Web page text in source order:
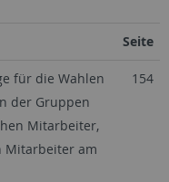
Seite
für die Wahlen
der Gruppen
Mitarbeiter,
Mitarbeiter am
154